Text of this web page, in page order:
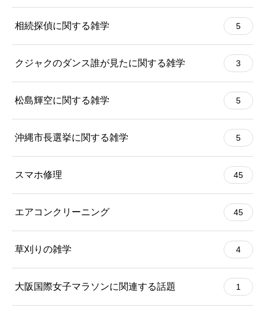
相続探偵に関する雑学 5
クジャクのダンス誰が見たに関する雑学 3
松島輝空に関する雑学 5
沖縄市長選挙に関する雑学 5
スマホ修理 45
エアコンクリーニング 45
草刈りの雑学 4
大阪国際女子マラソンに関連する話題 1